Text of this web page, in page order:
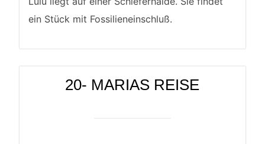
ein Stück mit Fossilieneinschluß.
20- MARIAS REISE